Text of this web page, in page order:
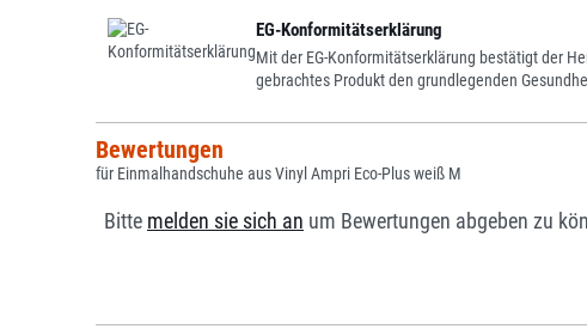
EG-Konformitätserklärung
Mit der EG-Konformitätserklärung bestätigt der
gebrachtes Produkt den grundlegenden
Bewertungen
für Einmalhandschuhe aus Vinyl Ampri Eco-Plus weiß M
Bitte melden sie sich an um Bewertungen abgeben zu